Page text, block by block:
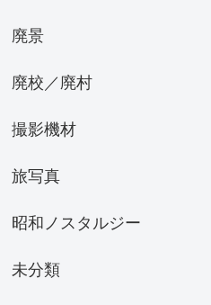
廃景
廃校／廃村
撮影機材
旅写真
昭和ノスタルジー
未分類